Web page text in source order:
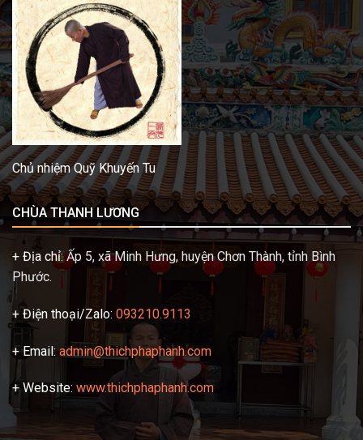
Chủ nhiệm Quỹ Khuyến Tu
CHÙA THANH LƯƠNG
+ Địa chỉ:Ấp 5, xã Minh Hưng, huyện Chơn Thành, tỉnh Bình
Phước.
+ Điện thoại/Zalo: 093210.9113
+ Email:admin@thichphaphanh.com
+ Website: www.thichphaphanh.com